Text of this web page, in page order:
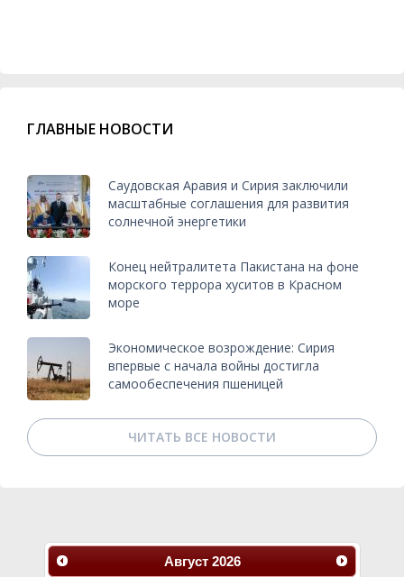
ГЛАВНЫЕ НОВОСТИ
Саудовская Аравия и Сирия заключили
масштабные соглашения для развития
солнечной энергетики
Конец нейтралитета Пакистана на фоне
морского террора хуситов в Красном
море
Экономическое возрождение: Сирия
впервые с начала войны достигла
самообеспечения пшеницей
ЧИТАТЬ ВСЕ НОВОСТИ
Август 2026